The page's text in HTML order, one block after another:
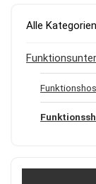
Alle Kategorien